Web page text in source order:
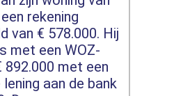
rekening
van € 578.000. Hij
met een WOZ-
892.000 met een
aan de bank